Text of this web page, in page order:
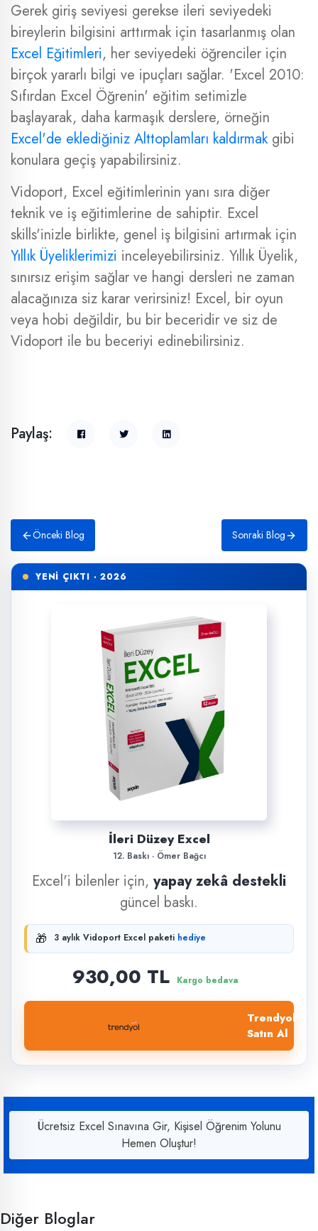
Gerek giriş seviyesi gerekse ileri seviyedeki
bireylerin bilgisini arttırmak için tasarlanmış olan
Excel Eğitimleri, her seviyedeki öğrenciler için
birçok yararlı bilgi ve ipuçları sağlar. 'Excel 2010:
Sıfırdan Excel Öğrenin' eğitim setimizle
başlayarak, daha karmaşık derslere, örneğin
Excel'de eklediğiniz Alttoplamları kaldırmakgibi
konulara geçiş yapabilirsiniz.
Vidoport, Excel eğitimlerinin yanı sıra diğer
teknik ve iş eğitimlerine de sahiptir. Excel
skills'inizle birlikte, genel iş bilgisini artırmak için
Yıllık Üyeliklerimizi inceleyebilirsiniz. Yıllık Üyelik,
sınırsız erişim sağlar ve hangi dersleri ne zaman
alacağınıza siz karar verirsiniz! Excel, bir oyun
veya hobi değildir, bu bir beceridir ve siz de
Vidoport ile bu beceriyi edinebilirsiniz.
Paylaş:
Önceki Blog Sonraki Blog
YENİ ÇIKTI · 2026
İleri Düzey Excel
12. Baskı · Ömer Bağcı
Excel'i bilenler için, yapay zekâ destekli
güncel baskı.
🎁 3 aylık Vidoport Excel paketi hediye
930,00 TL Kargo bedava
Trendyol'dan
Satın Al
Ücretsiz Excel Sınavına Gir, Kişisel Öğrenim Yolunu
Hemen Oluştur!
Diğer Bloglar